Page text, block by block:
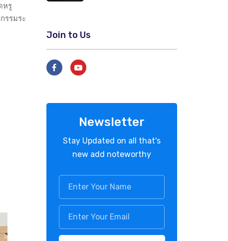
หรู
รรมระ
Join to Us
Newsletter
Stay Updated on all that's
new add noteworthy